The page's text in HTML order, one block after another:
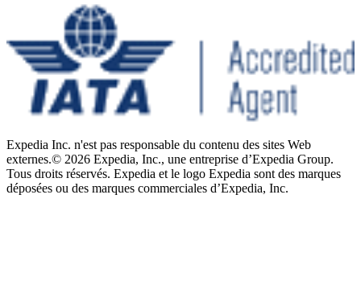
Expedia Inc. n'est pas responsable du contenu des sites Web
externes.© 2026 Expedia, Inc., une entreprise d’Expedia Group.
Tous droits réservés. Expedia et le logo Expedia sont des marques
déposées ou des marques commerciales d’Expedia, Inc.